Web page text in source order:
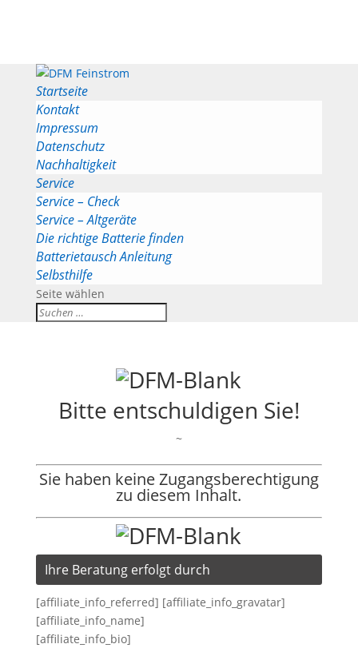
Startseite
Kontakt
Impressum
Datenschutz
Nachhaltigkeit
Service
Service – Check
Service – Altgeräte
Die richtige Batterie finden
Batterietausch Anleitung
Selbsthilfe
Seite wählen
Bitte entschuldigen Sie!
~
Sie haben keine Zugangsberechtigung
zu diesem Inhalt.
Ihre Beratung erfolgt durch
[affiliate_info_referred] [affiliate_info_gravatar]
[affiliate_info_name]
[affiliate_info_bio]